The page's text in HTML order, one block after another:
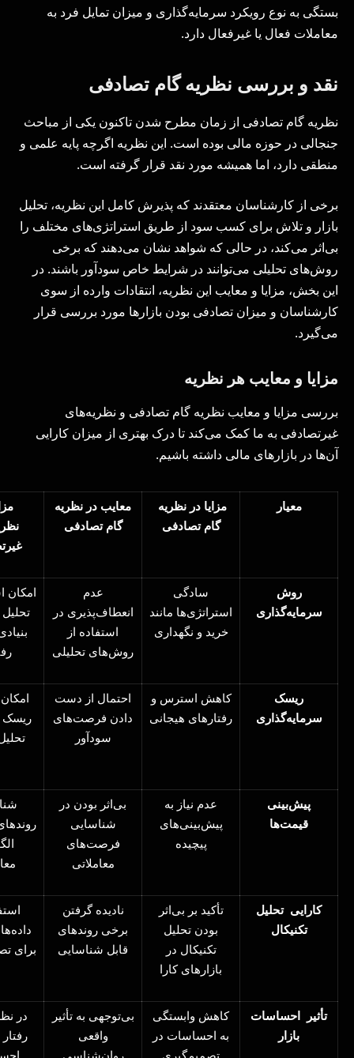
بستگی به نوع رویکرد سرمایه‌گذاری و میزان تمایل فرد به
معاملات فعال یا غیرفعال دارد.
نقد و بررسی نظریه گام تصادفی
نظریه گام تصادفی از زمان مطرح شدن تاکنون یکی از مباحث
جنجالی در حوزه مالی بوده است. این نظریه اگرچه پایه علمی و
منطقی دارد، اما همیشه مورد نقد قرار گرفته است.
برخی از کارشناسان معتقدند که پذیرش کامل این نظریه، تحلیل
بازار و تلاش برای کسب سود از طریق استراتژی‌های مختلف را
بی‌اثر می‌کند، در حالی که شواهد نشان می‌دهند که برخی
روش‌های تحلیلی می‌توانند در شرایط خاص سودآور باشند. در
این بخش، مزایا و معایب این نظریه، انتقادات وارده از سوی
کارشناسان و میزان تصادفی بودن بازارها مورد بررسی قرار
می‌گیرد.
مزایا و معایب هر نظریه
بررسی مزایا و معایب نظریه گام تصادفی و نظریه‌های
غیرتصادفی به ما کمک می‌کند تا درک بهتری از میزان کارایی
آن‌ها در بازارهای مالی داشته باشیم.
معیار
مزایا در نظریه
گام تصادفی
معایب در نظریه
گام تصادفی
روش
سرمایه‌گذاری
سادگی
استراتژی‌ها مانند
خرید و نگهداری
عدم
انعطاف‌پذیری در
استفاده از
روش‌های تحلیلی
امکان
تحلیل
ریسک
سرمایه‌گذاری
کاهش استرس و
رفتارهای هیجانی
احتمال از دست
دادن فرصت‌های
سودآور
ریسک
پیش‌بینی
قیمت‌ها
عدم نیاز به
پیش‌بینی‌های
پیچیده
بی‌اثر بودن در
شناسایی
فرصت‌های
معاملاتی
کاراییتحلیل
تکنیکال
تأکید بر بی‌اثر
بودن تحلیل
تکنیکال در
بازارهای کارا
نادیده گرفتن
برخی روندهای
قابل شناسایی
برای
تأثیر احساسات
بازار
کاهش وابستگی
به احساسات در
بی‌توجهی به تأثیر
واقعی
در